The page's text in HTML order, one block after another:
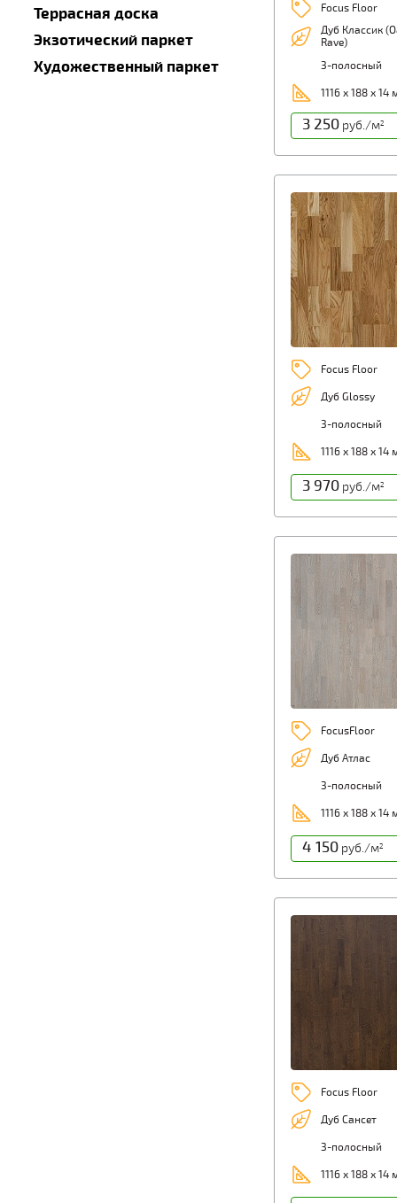
Террасная доска
Экзотический паркет
Художественный паркет
Focus Floor
Дуб Классик
Rave)
3-полосный
1116 х 188 х 14
3 250руб./м2
Focus Floor
Дуб Glossy
3-полосный
1116 х 188 х 14
3 970руб./м2
FocusFloor
Дуб Атлас
3-полосный
1116 х 188 х 14
4 150руб./м2
Focus Floor
Дуб Сансет
3-полосный
1116 х 188 х 14